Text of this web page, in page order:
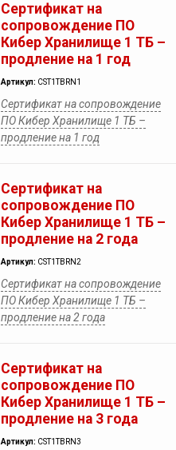
Сертификат на
сопровождение ПО
Кибер Хранилище 1 ТБ –
продление на 1 год
Артикул: CST1TBRN1
Сертификат на сопровождение
ПО Кибер Хранилище 1 ТБ –
продление на 1 год
Сертификат на
сопровождение ПО
Кибер Хранилище 1 ТБ –
продление на 2 года
Артикул: CST1TBRN2
Сертификат на сопровождение
ПО Кибер Хранилище 1 ТБ –
продление на 2 года
Сертификат на
сопровождение ПО
Кибер Хранилище 1 ТБ –
продление на 3 года
Артикул: CST1TBRN3